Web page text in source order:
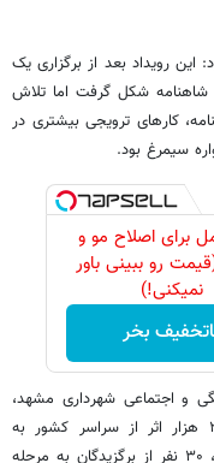
این رویداد بعد از برگزاری یک
شاهنامه شکل گرفت اما تلاش
کارهای ترویجی بیشتری در
سیمرغ بود.
برای اصلاح مو و
رو ببینی باور
نمیکنی!)
بخر
و اجتماعی شهرداری مشهد،
برای این جشنواره و موضوعات مرتبط با آن، ۲ هزار اثر از سراسر کشور به
دبیرخانه جشنواره رسید و پس از ۳ نوبت داوری، ۳۰ نفر از برگزیدگان به مرحله